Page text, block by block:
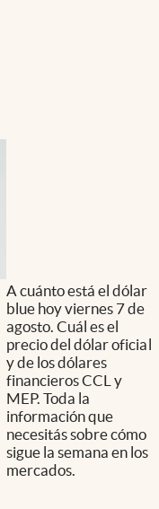
A cuánto está el dólar
blue hoy viernes 7 de
agosto. Cuál es el
precio del dólar oficial
y de los dólares
financieros CCL y
MEP. Toda la
información que
necesitás sobre cómo
sigue la semana en los
mercados.